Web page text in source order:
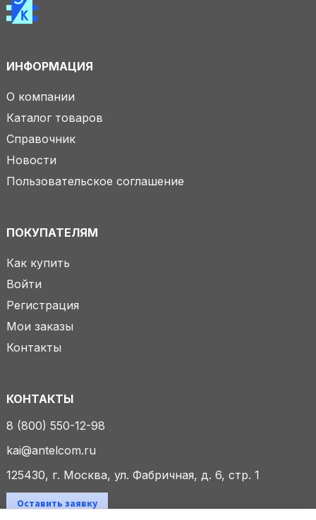
ИНФОРМАЦИЯ
О компании
Каталог товаров
Справочник
Новости
Пользовательское соглашение
ПОКУПАТЕЛЯМ
Как купить
Войти
Регистрация
Мои заказы
Контакты
КОНТАКТЫ
8 (800) 550-12-98
kai@antelcom.ru
125430, г. Москва, ул. Фабричная, д. 6, стр. 1
Оставить заявку